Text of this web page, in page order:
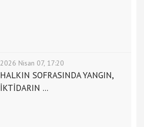
2026 Nisan 07, 17:20
HALKIN SOFRASINDA YANGIN,
İKTİDARIN ...